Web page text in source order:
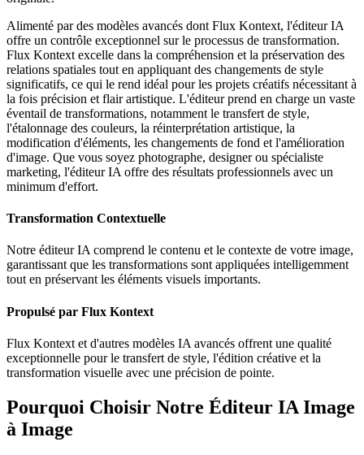
Alimenté par des modèles avancés dont Flux Kontext, l'éditeur IA
offre un contrôle exceptionnel sur le processus de transformation.
Flux Kontext excelle dans la compréhension et la préservation des
relations spatiales tout en appliquant des changements de style
significatifs, ce qui le rend idéal pour les projets créatifs nécessitant à
la fois précision et flair artistique. L'éditeur prend en charge un vaste
éventail de transformations, notamment le transfert de style,
l'étalonnage des couleurs, la réinterprétation artistique, la
modification d'éléments, les changements de fond et l'amélioration
d'image. Que vous soyez photographe, designer ou spécialiste
marketing, l'éditeur IA offre des résultats professionnels avec un
minimum d'effort.
Transformation Contextuelle
Notre éditeur IA comprend le contenu et le contexte de votre image,
garantissant que les transformations sont appliquées intelligemment
tout en préservant les éléments visuels importants.
Propulsé par Flux Kontext
Flux Kontext et d'autres modèles IA avancés offrent une qualité
exceptionnelle pour le transfert de style, l'édition créative et la
transformation visuelle avec une précision de pointe.
Pourquoi Choisir Notre Éditeur IA Image
à Image